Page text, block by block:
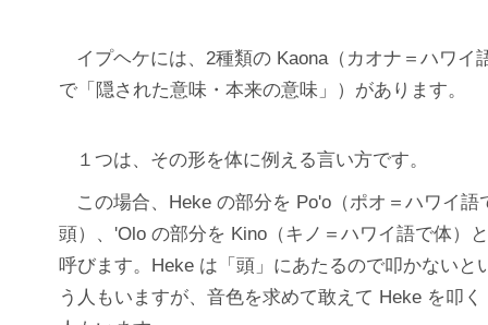
イプヘケには、2種類の Kaona（カオナ＝ハワイ
で「隠された意味・本来の意味」）があります。
１つは、その形を体に例える言い方です。
この場合、Heke の部分を Po'o（ポオ＝ハワイ語
頭）、'Olo の部分を Kino（キノ＝ハワイ語で体）と
呼びます。Heke は「頭」にあたるので叩かないと
う人もいますが、音色を求めて敢えて Heke を叩く